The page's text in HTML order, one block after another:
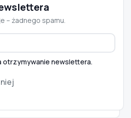
powietrza od nieznanego
z instalacją gazową, nie
ustawienie obrotów silnika.
kiepskiej jakości
nowe wprowadzały bardzo
powietrza do silnika.
– żadnego spamu.
otrzymywanie newslettera.